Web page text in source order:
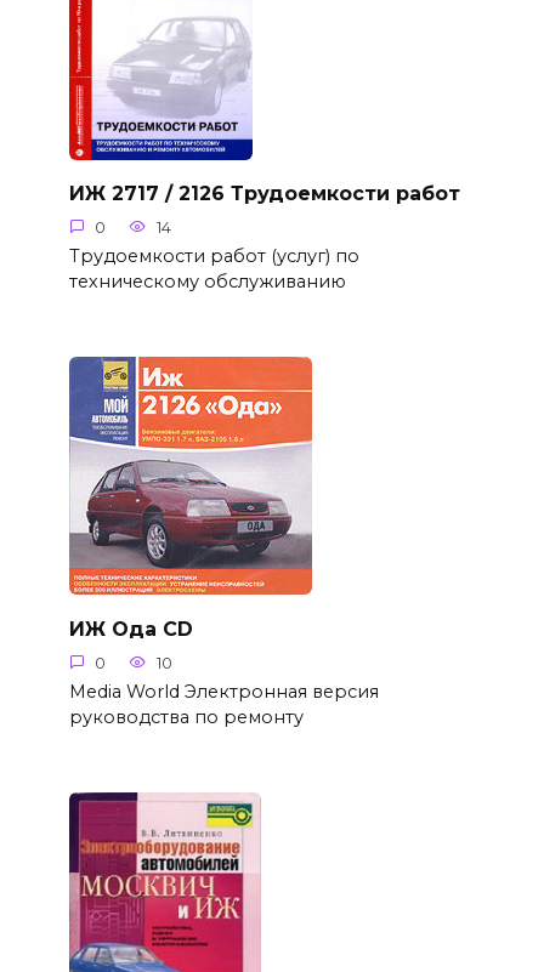
ИЖ 2717 / 2126 Трудоемкости работ
0 14
Трудоемкости работ (услуг) по
техническому обслуживанию
ИЖ Ода CD
0 10
Media World Электронная версия
руководства по ремонту